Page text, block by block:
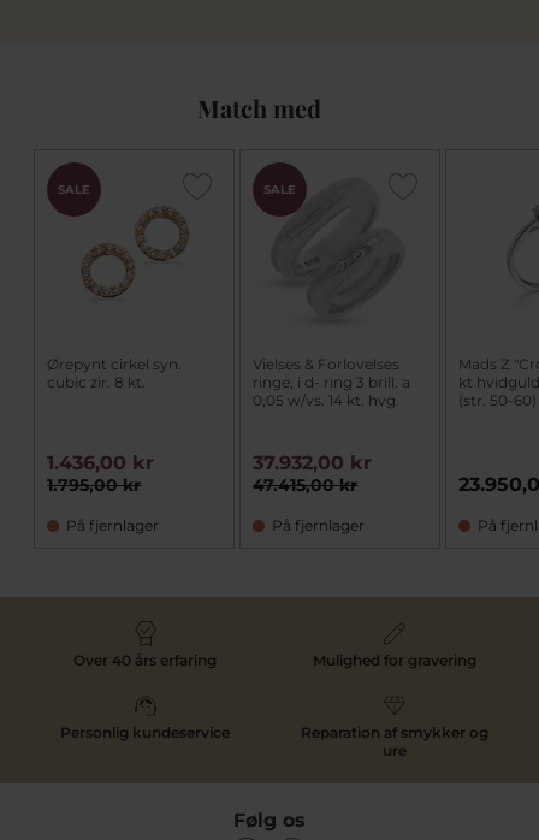
Match med
SALE
Ørepynt cirkel syn.
cubic zir. 8 kt.
1.795,00 kr
1.436,00 kr
På fjernlager
SALE
Vielses & Forlovelses
ringe, i d- ring 3 brill. a
0,05 w/vs. 14 kt. hvg.
47.415,00 kr
37.932,00 kr
På fjernlager
Mads Z
kt
(str. 50-60)
På
Over 40 års erfaring Mulighed for gravering
Personlig kundeservice
Reparation af smykker og
ure
Følg os